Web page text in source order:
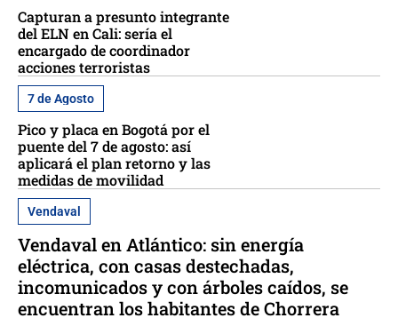
Capturan a presunto integrante
del ELN en Cali: sería el
encargado de coordinador
acciones terroristas
7 de Agosto
Pico y placa en Bogotá por el
puente del 7 de agosto: así
aplicará el plan retorno y las
medidas de movilidad
Vendaval
Vendaval en Atlántico: sin energía
eléctrica, con casas destechadas,
incomunicados y con árboles caídos, se
encuentran los habitantes de Chorrera